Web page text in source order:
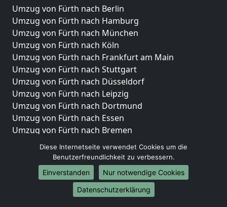
Umzug von Fürth nach Berlin
Umzug von Fürth nach Hamburg
Umzug von Fürth nach München
Umzug von Fürth nach Köln
Umzug von Fürth nach Frankfurt am Main
Umzug von Fürth nach Stuttgart
Umzug von Fürth nach Düsseldorf
Umzug von Fürth nach Leipzig
Umzug von Fürth nach Dortmund
Umzug von Fürth nach Essen
Umzug von Fürth nach Bremen
Umzug von Fürth nach Dresden
Umzug von Fürth nach Hannover
Umzug von Fürth nach Nürnberg
Umzug von Fürth nach Duisburg
Umzug von Fürth nach Bochum
Diese Internetseite verwendet Cookies um die
Benutzerfreundlichkeit zu verbessern.
Einverstanden
Nur notwendige Cookies
Datenschutzerklärung